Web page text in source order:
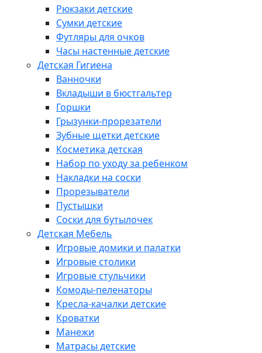
Рюкзаки детские
Сумки детские
Футляры для очков
Часы настенные детские
Детская Гигиена
Ванночки
Вкладыши в бюстгальтер
Горшки
Грызунки-прорезатели
Зубные щетки детские
Косметика детская
Набор по уходу за ребенком
Накладки на соски
Прорезыватели
Пустышки
Соски для бутылочек
Детская Мебель
Игровые домики и палатки
Игровые столики
Игровые стульчики
Комоды-пеленаторы
Кресла-качалки детские
Кроватки
Манежи
Матрасы детские